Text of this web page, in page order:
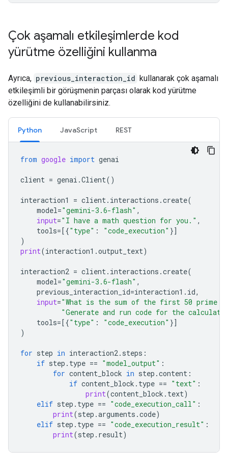
Çok aşamalı etkileşimlerde kod
yürütme özelliğini kullanma
Ayrıca, previous_interaction_id kullanarak çok aşamalı
etkileşimli bir görüşmenin parçası olarak kod yürütme
özelliğini de kullanabilirsiniz.
Python JavaScript REST
from google import genai
client = genai .Client()
interaction1 = client. interactions .create(
model="gemini-3.6-flash" ,
input="I have a math question for you." ,
tools=[{"type" : "code_execution" }]
)
print(interaction1 .output_text)
interaction2 = client. interactions .create(
model="gemini-3.6-flash" ,
previous_interaction_id=interaction1 . id,
input="What is the sum of the first 50 prime
"Generate and run code for the
tools=[{"type" : "code_execution" }]
)
for step in interaction2. steps :
if step . type == "model_output" :
for content_block in step .content :
if content_block . type == "text" :
print(content_block . text)
elif step . type == "code_execution_call" :
print(step .arguments .code)
elif step . type == "code_execution_result" :
print(step . result)